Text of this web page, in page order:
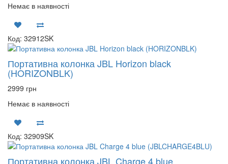
Немає в наявності
Код: 32912SK
Портативна колонка JBL Horizon black
(HORIZONBLK)
2999 грн
Немає в наявності
Код: 32909SK
Портативна колонка JBL Charge 4 blue